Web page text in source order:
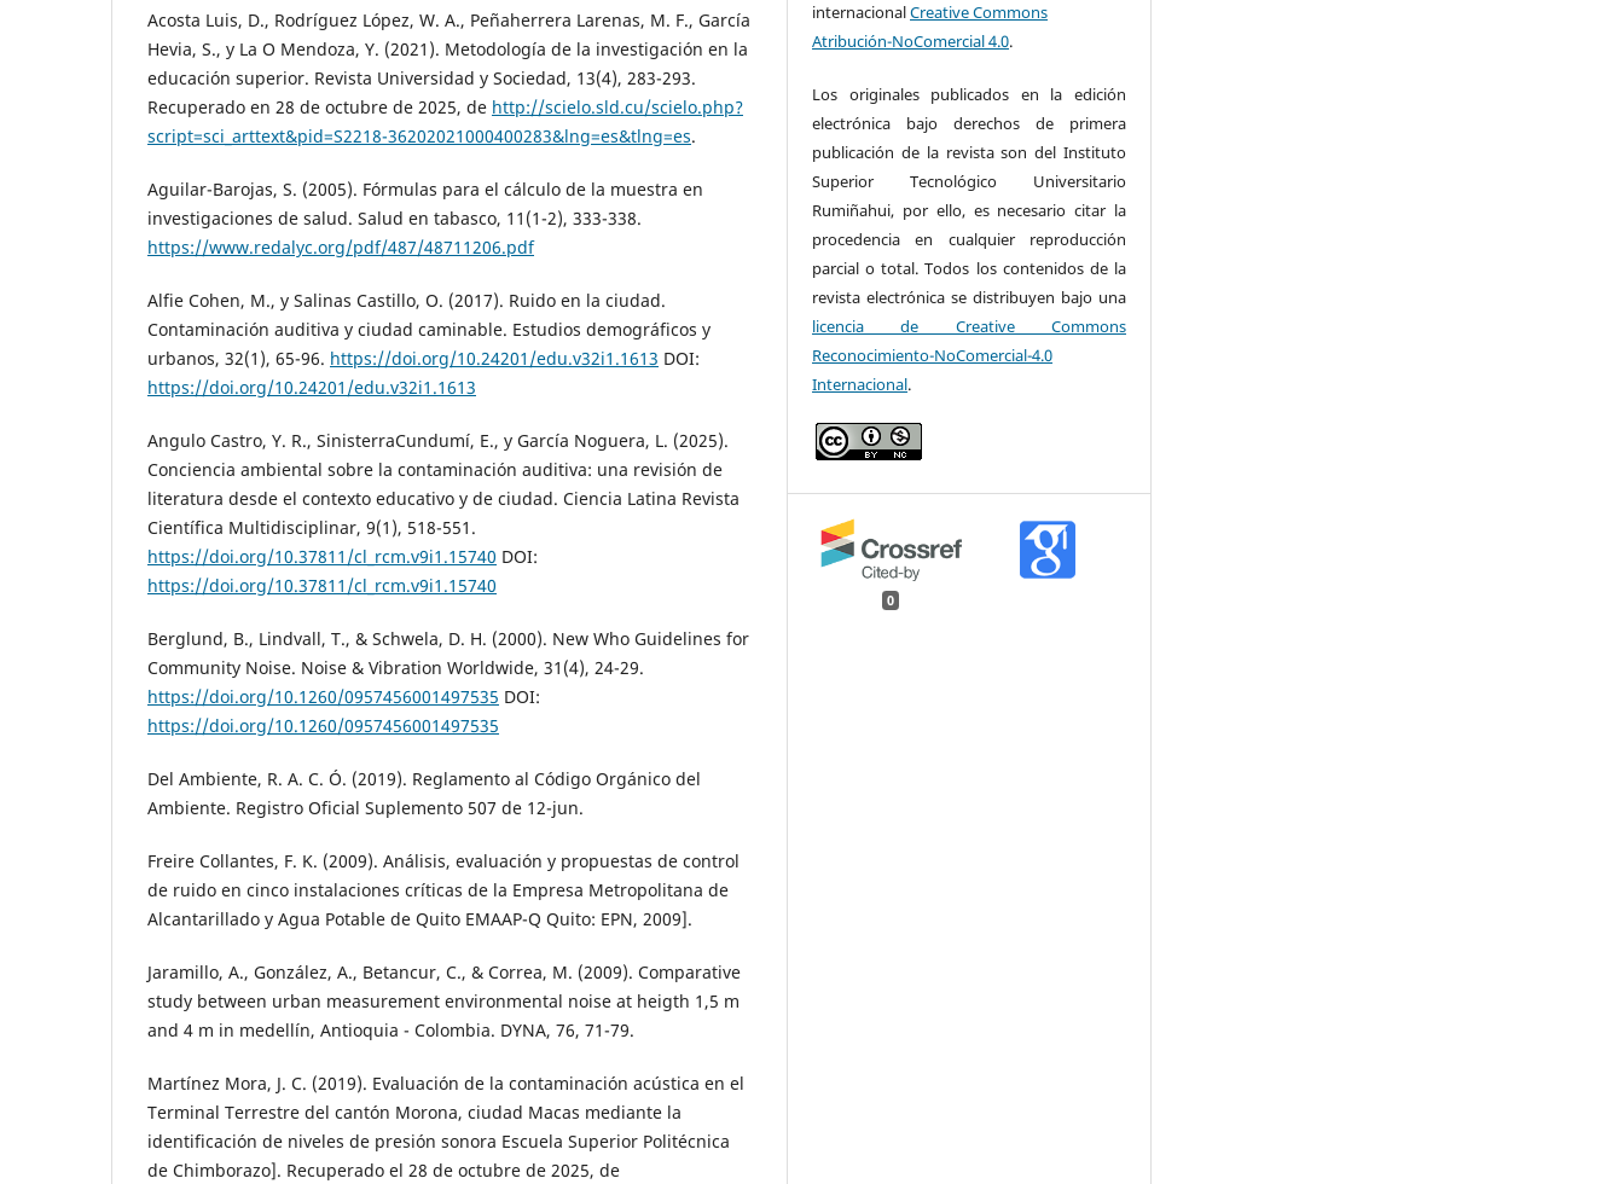
Acosta Luis, D., Rodríguez López, W. A., Peñaherrera Larenas, M. F., García
Hevia, S., y La O Mendoza, Y. (2021). Metodología de la investigación en la
educación superior. Revista Universidad y Sociedad, 13(4), 283-293.
Recuperado en 28 de octubre de 2025, de http://scielo.sld.cu/scielo.php?
script=sci_arttext&pid=S2218-36202021000400283&lng=es&tlng=es.
Aguilar-Barojas, S. (2005). Fórmulas para el cálculo de la muestra en
investigaciones de salud. Salud en tabasco, 11(1-2), 333-338.
https://www.redalyc.org/pdf/487/48711206.pdf
Alfie Cohen, M., y Salinas Castillo, O. (2017). Ruido en la ciudad.
Contaminación auditiva y ciudad caminable. Estudios demográficos y
urbanos, 32(1), 65-96. https://doi.org/10.24201/edu.v32i1.1613 DOI:
https://doi.org/10.24201/edu.v32i1.1613
Angulo Castro, Y. R., SinisterraCundumí, E., y García Noguera, L. (2025).
Conciencia ambiental sobre la contaminación auditiva: una revisión de
literatura desde el contexto educativo y de ciudad. Ciencia Latina Revista
Científica Multidisciplinar, 9(1), 518-551.
https://doi.org/10.37811/cl_rcm.v9i1.15740 DOI:
https://doi.org/10.37811/cl_rcm.v9i1.15740
Berglund, B., Lindvall, T., & Schwela, D. H. (2000). New Who Guidelines for
Community Noise. Noise & Vibration Worldwide, 31(4), 24-29.
https://doi.org/10.1260/0957456001497535 DOI:
https://doi.org/10.1260/0957456001497535
Del Ambiente, R. A. C. Ó. (2019). Reglamento al Código Orgánico del
Ambiente. Registro Oficial Suplemento 507 de 12-jun.
Freire Collantes, F. K. (2009). Análisis, evaluación y propuestas de control
de ruido en cinco instalaciones críticas de la Empresa Metropolitana de
Alcantarillado y Agua Potable de Quito EMAAP-Q Quito: EPN, 2009].
Jaramillo, A., González, A., Betancur, C., & Correa, M. (2009). Comparative
study between urban measurement environmental noise at heigth 1,5 m
and 4 m in medellín, Antioquia - Colombia. DYNA, 76, 71-79.
Martínez Mora, J. C. (2019). Evaluación de la contaminación acústica en el
Terminal Terrestre del cantón Morona, ciudad Macas mediante la
identificación de niveles de presión sonora Escuela Superior Politécnica
de Chimborazo]. Recuperado el 28 de octubre de 2025, de
internacionalCreative Commons
Atribución-NoComercial 4.0.
Los originales publicados en la edición
electrónica bajo derechos de primera
publicación de la revista son del Instituto
Superior Tecnológico Universitario
Rumiñahui, por ello, es necesario citar la
procedencia en cualquier reproducción
parcial o total. Todos los contenidos de la
revista electrónica se distribuyen bajo una
licencia de Creative Commons
Reconocimiento-NoComercial-4.0
Internacional.
0